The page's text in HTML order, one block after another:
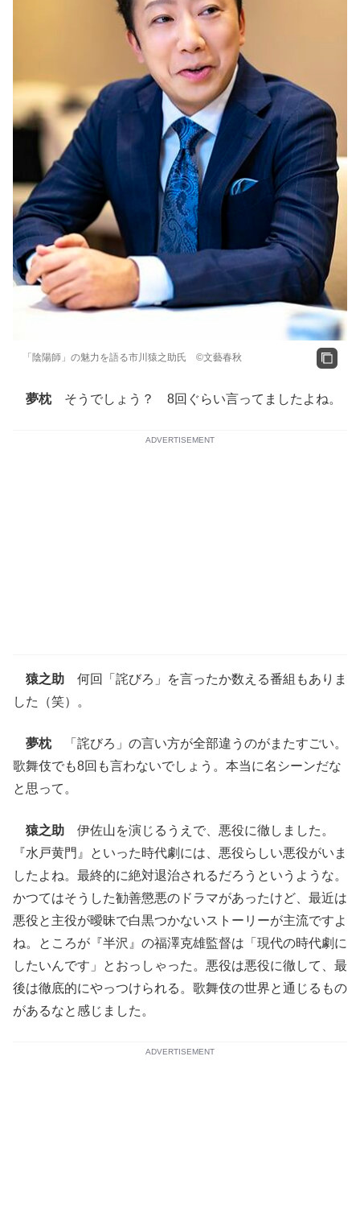
「陰陽師」の魅力を語る市川猿之助氏 ©文藝春秋
夢枕そうでしょう？ 8回ぐらい言ってましたよね。
ADVERTISEMENT
猿之助 何回「詫びろ」を言ったか数える番組もありま
した（笑）。
夢枕「詫びろ」の言い方が全部違うのがまたすごい。
歌舞伎でも8回も言わないでしょう。本当に名シーンだな
と思って。
猿之助 伊佐山を演じるうえで、悪役に徹しました。
『水戸黄門』といった時代劇には、悪役らしい悪役がいま
したよね。最終的に絶対退治されるだろうというような。
かつてはそうした勧善懲悪のドラマがあったけど、最近は
悪役と主役が曖昧で白黒つかないストーリーが主流ですよ
ね。ところが『半沢』の福澤克雄監督は「現代の時代劇に
したいんです」とおっしゃった。悪役は悪役に徹して、最
後は徹底的にやっつけられる。歌舞伎の世界と通じるもの
があるなと感じました。
ADVERTISEMENT